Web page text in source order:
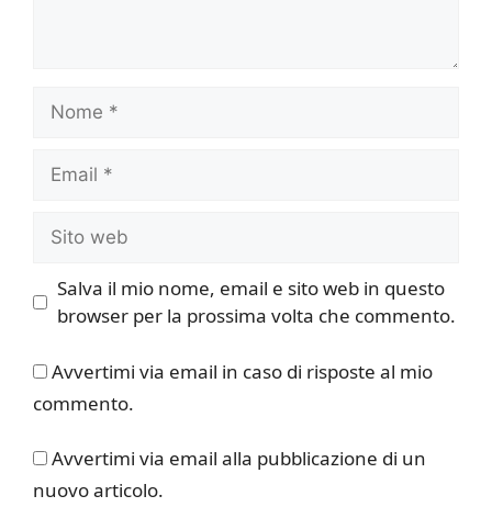
Nome
Email
Sito
web
Salva il mio nome, email e sito web in questo
browser per la prossima volta che commento.
Avvertimi via email in caso di risposte al mio
commento.
Avvertimi via email alla pubblicazione di un
nuovo articolo.